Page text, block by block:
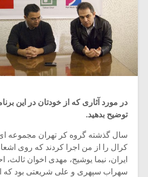
در مورد آثاری که از خودتان در این
توضیح بدهید.
ایران، نیما یوشیج، مهدی اخوان
سهراب سپهری و علی شریعتی بود که